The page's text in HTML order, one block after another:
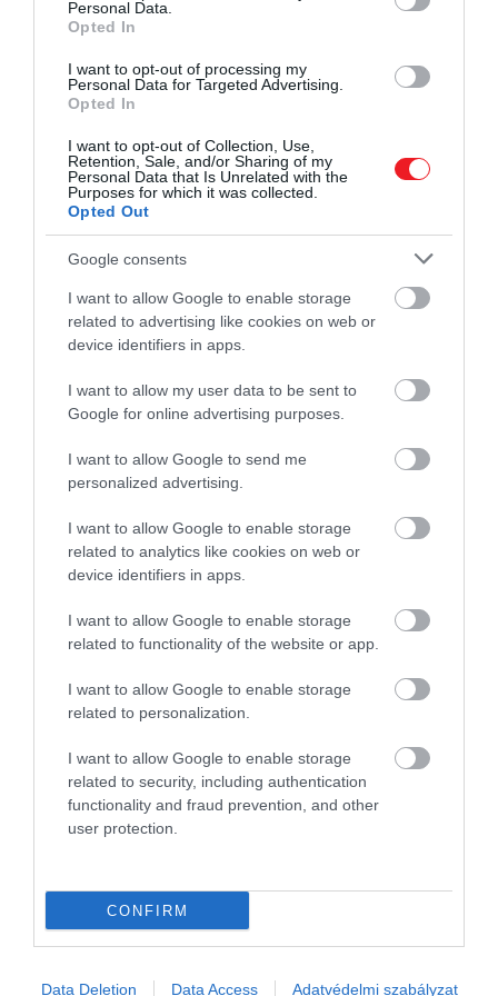
Personal Data.
Opted In
I want to opt-out of processing my
Personal Data for Targeted Advertising.
Opted In
I want to opt-out of Collection, Use,
Retention, Sale, and/or Sharing of my
Personal Data that Is Unrelated with the
Purposes for which it was collected.
Opted Out
Google consents
I want to allow Google to enable storage
related to advertising like cookies on web or
device identifiers in apps.
I want to allow my user data to be sent to
Google for online advertising purposes.
I want to allow Google to send me
personalized advertising.
I want to allow Google to enable storage
related to analytics like cookies on web or
device identifiers in apps.
I want to allow Google to enable storage
related to functionality of the website or app.
I want to allow Google to enable storage
related to personalization.
I want to allow Google to enable storage
related to security, including authentication
functionality and fraud prevention, and other
user protection.
CONFIRM
Data Deletion Data Access Adatvédelmi szabályzat
szűkszavúan nyilatkozott, csupán sejtelmes, lírai
éjszakájáról”, valamint „nyers érzelmi kitárulkozásról”
beszélt.
Ha tovább olvasnál:
Meryl Streep visszatérne a Mamma Mia!
Jodie Comer a Megszállottak viadala
című
sorozatnak köszönhetően vált világhírűvé – ebben a
kiszámíthatatlan bérgyilkost, Villanelle-t alakította. A
2019-ben például Emmy-díjat nyert a legjobb női
főszereplő kategóriában.Ridley Scott
történelmi drámájában,Az utolsó párbajbanMatt
DamonésBen Affleckpartnere volt, míg
Jeff
Hardy ésAustin Butler oldalán játszott.
zombifilmjében, a 28 évvel később-ben
láthatjuk a magyar mozikban.
Olvasd el ezt is!
Wes Andersont folyamatosan
visszautasítja kedvenc Oscar-díjas
színésznője
Kevin Spacey visszatér: új thrillerben
Hivatalos: ez a 6 kiváló színész már
biztosan játszik a Max Harry Potter-